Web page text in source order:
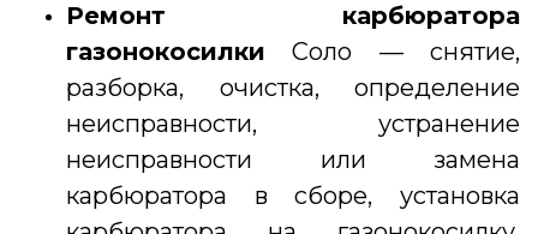
Ремонт карбюратора
газонокосилки Соло — снятие,
разборка, очистка, определение
неисправности, устранение
неисправности или замена
карбюратора в сборе, установка